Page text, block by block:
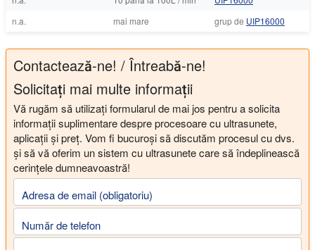
n.a.
mai mare grup de UIP16000
Contactează-ne! / Întreabă-ne!
Solicitați mai multe informații
Vă rugăm să utilizați formularul de mai jos pentru a solicita
informații suplimentare despre procesoare cu ultrasunete,
aplicații și preț. Vom fi bucuroși să discutăm procesul cu dvs.
și să vă oferim un sistem cu ultrasunete care să îndeplinească
cerințele dumneavoastră!
Adresa de email (obligatoriu)
Număr de telefon